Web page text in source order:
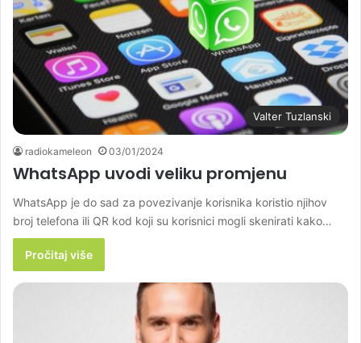
Valter Tuzlanski
radiokameleon 03/01/2024
WhatsApp uvodi veliku promjenu
WhatsApp je do sad za povezivanje korisnika koristio njihov
broj telefona ili QR kod koji su korisnici mogli skenirati kako…
Pročitaj više